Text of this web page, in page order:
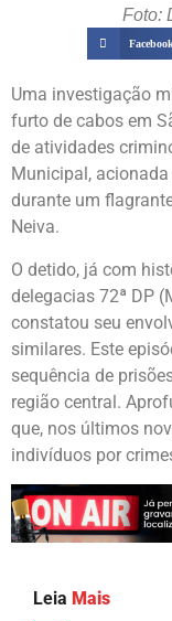
Foto:
Facebook
Uma investigação
furto de cabos em
de atividades
Municipal,
durante um
Neiva.
O detido, já com
delegacias 72ª DP
constatou seu
similares. Este
sequência de
região central.
que, nos últimos
indivíduos por
Leia Mais